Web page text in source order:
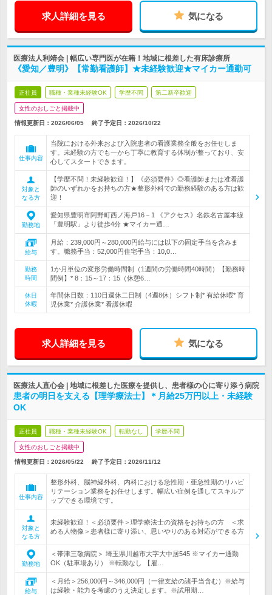
求人詳細を見る 気になる
医療法人利靖会 | 幅広い専門医が在籍！地域に根差した有床診療所
《愛知／豊明》【常勤看護師】★未経験歓迎★マイカー通勤可
正社員 職種・業種未経験OK 学歴不問 第二新卒歓迎
女性のおしごと掲載中
情報更新日：2026/06/05 終了予定日： 2026/10/22
仕事内容
当院における外来および入院患者の看護業務全般をお任せしま
す。未経験の方でも一から丁寧に教育する体制が整っており、安
心してスタートできます。
対象と
なる方
【学歴不問！未経験歓迎！】《必須要件》◎看護師または准看護
師のいずれかをお持ちの方★整形外科での勤務経験のある方は歓
迎！
勤務地
愛知県豊明市阿野町西ノ海戸16－1 《アクセス》名鉄名古屋本線
「豊明駅」より徒歩4分 ★マイカー通…
給与
月給：239,000円～280,000円給与には以下の固定手当を含みま
す。職務手当：52,000円住宅手当：10,0…
勤務
時間
1か月単位の変形労働時間制（1週間の労働時間40時間）【勤務時
間例】* 8：15～17：15（休憩6…
休日
休暇
年間休日数：110日週休二日制（4週8休）シフト制* 有給休暇* 育
児休業* 介護休業* 看護休暇
求人詳細を見る 気になる
医療法人直心会 | 地域に根差した医療を提供し、患者様の心に寄り添う病院
患者の明日を支える【理学療法士】＊月給25万円以上・未経験
OK
正社員 職種・業種未経験OK 転勤なし 学歴不問
女性のおしごと掲載中
情報更新日：2026/05/22 終了予定日： 2026/11/12
仕事内容
整形外科、脳神経外科、内科における急性期・亜急性期のリハビ
リテーション業務をお任せします。幅広い症例を通してスキルア
ップできる環境です。
対象と
なる方
未経験歓迎！＜必須要件＞理学療法士の資格をお持ちの方 ＜求
める人物像＞患者様に寄り添い、思いやりのある対応ができる方
勤務地
＜帯津三敬病院＞ 埼玉県川越市大字大中居545 ※マイカー通勤
OK（駐車場あり） ※転勤なし 【雇…
給与
＜月給＞256,000円～346,000円（一律支給の諸手当含む）※給与
は経験・能力を考慮のうえ決定します。※試用期…